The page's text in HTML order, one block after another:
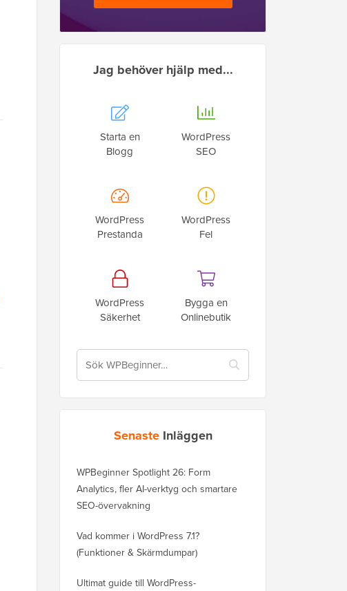
Jag behöver hjälp med...
Starta en
Blogg
WordPress
SEO
WordPress
Prestanda
WordPress
Fel
WordPress
Säkerhet
Bygga en
Onlinebutik
Senaste Inläggen
WPBeginner Spotlight 26: Form
Analytics, fler AI-verktyg och smartare
SEO-övervakning
Vad kommer i WordPress 7.1?
(Funktioner & Skärmdumpar)
Ultimat guide till WordPress-